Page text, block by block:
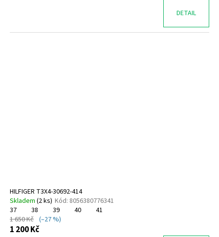
DETAIL
HILFIGER T3X4-30692-414
Skladem (2 ks) Kód: 8056380776341
37
38 39 40
41
1 650 Kč (–27 %)
1 200 Kč